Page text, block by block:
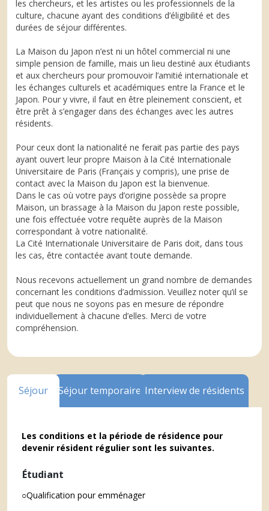
les chercheurs, et les artistes ou les professionnels de la
culture, chacune ayant des conditions d’éligibilité et des
durées de séjour différentes.
La Maison du Japon n’est ni un hôtel commercial ni une
simple pension de famille, mais un lieu destiné aux étudiants
et aux chercheurs pour promouvoir l’amitié internationale et
les échanges culturels et académiques entre la France et le
Japon. Pour y vivre, il faut en être pleinement conscient, et
être prêt à s’engager dans des échanges avec les autres
résidents.
Pour ceux dont la nationalité ne ferait pas partie des pays
ayant ouvert leur propre Maison à la Cité Internationale
Universitaire de Paris (Français y compris), une prise de
contact avec la Maison du Japon est la bienvenue.
Dans le cas où votre pays d’origine possède sa propre
Maison, un brassage à la Maison du Japon reste possible,
une fois effectuée votre requête auprès de la Maison
correspondant à votre nationalité.
La Cité Internationale Universitaire de Paris doit, dans tous
les cas, être contactée avant toute demande.
Nous recevons actuellement un grand nombre de demandes
concernant les conditions d’admission. Veuillez noter qu’il se
peut que nous ne soyons pas en mesure de répondre
individuellement à chacune d’elles. Merci de votre
compréhension.
Séjour Séjour temporaire Interview de résidents
Les conditions et la période de résidence pour
devenir résident régulier sont les suivantes.
Étudiant
○Qualification pour emménager